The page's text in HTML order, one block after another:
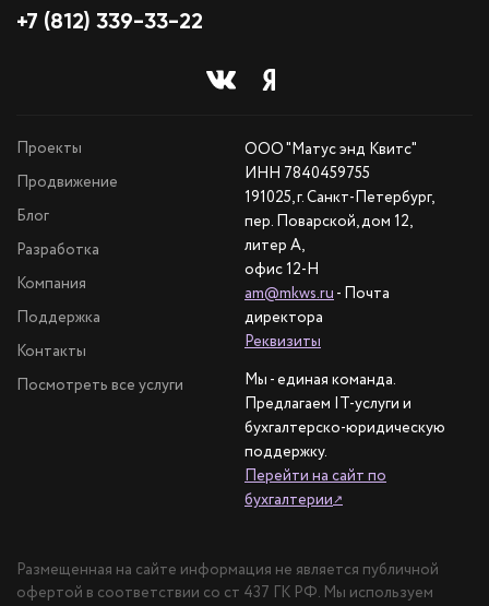
+7 (812) 339-33-22
ООО "Матус энд Квитс"
ИНН 7840459755
191025, г. Санкт-Петербург,
пер. Поварской, дом 12,
литер А,
офис 12-Н
am@mkws.ru- Почта
директора
Реквизиты
Мы - единая команда.
Предлагаем IT-услуги и
бухгалтерско-юридическую
поддержку.
Перейти на сайт по
бухгалтерии↗
Проекты
Продвижение
Блог
Разработка
Компания
Поддержка
Контакты
Посмотреть все услуги
Размещенная на сайте информация не является публичной
офертой в соответствии со ст 437 ГК РФ. Мы используем